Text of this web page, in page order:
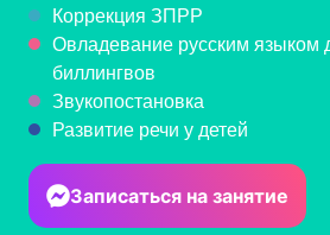
Коррекция ЗПРР
Овладевание русским языком
биллингвов
Звукопостановка
Развитие речи у детей
Записаться на занятие